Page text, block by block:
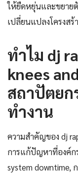
ให้ยืดหยุ่นและขยาย
เปลี่ยนแปลงโครงส
ทำไม dj
knees
สถาปัตยก
ทำงาน
ความสำคัญของ dj
การแก้ปัญหาที่องค์ก
system downtime,